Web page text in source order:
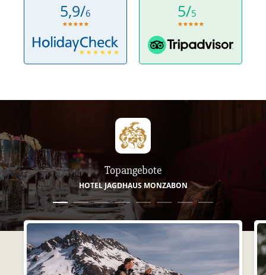
5,9/6 5/5
Topangebote
HOTEL JAGDHAUS MONZABON